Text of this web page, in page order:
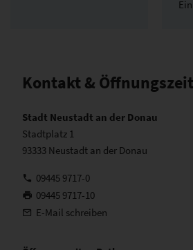
Kontakt &
Stadt Neustadt an der Donau
Stadtplatz 1
93333 Neustadt an der Donau
09445 9717-0
09445 9717-10
E-Mail schreiben